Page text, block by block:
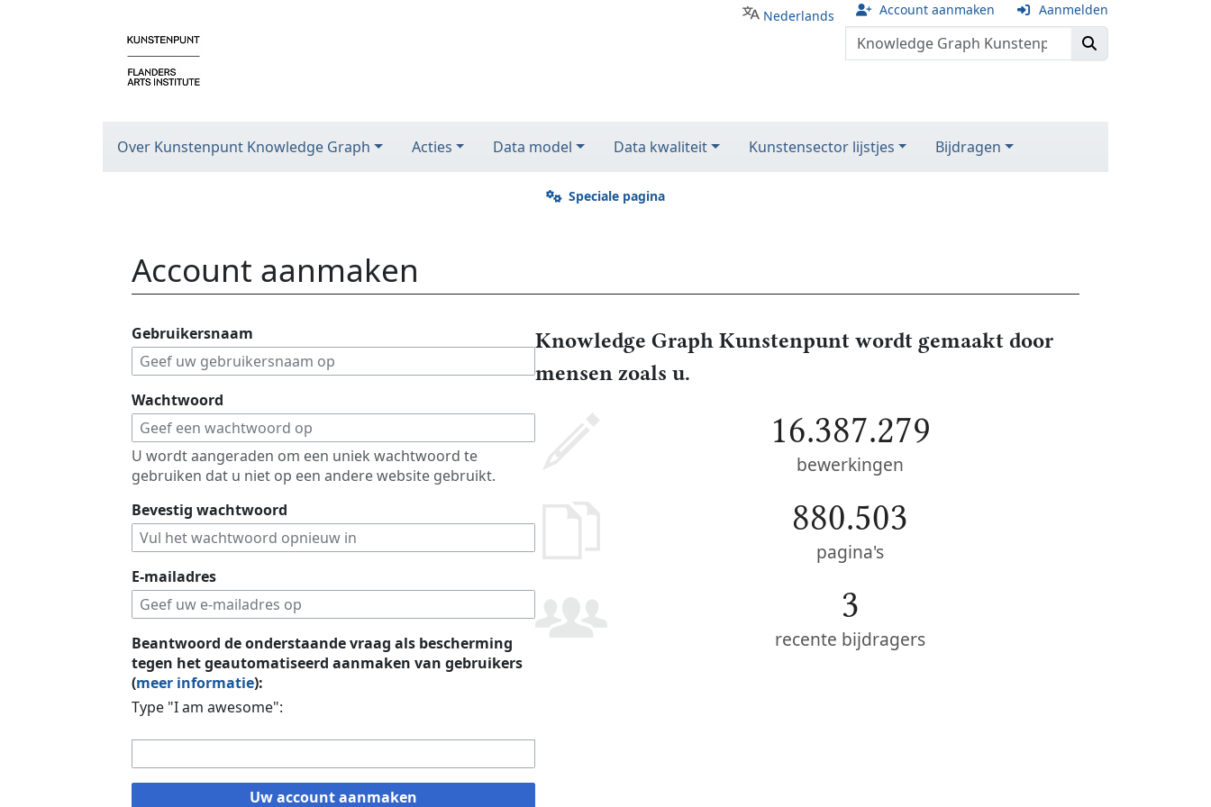
Nederlands Account aanmaken Aanmelden
Over Kunstenpunt Knowledge Graph Acties Data model Data kwaliteit Kunstensector lijstjes Bijdragen
Speciale pagina
Account aanmaken
Gebruikersnaam
Wachtwoord
U wordt aangeraden om een uniek wachtwoord te
gebruiken dat u niet op een andere website gebruikt.
Bevestig wachtwoord
E-mailadres
Beantwoord de onderstaande vraag als bescherming
tegen het geautomatiseerd aanmaken van gebruikers
(meer informatie):
Type "I am awesome":
Uw account aanmaken
Knowledge Graph Kunstenpunt wordt gemaakt door
mensen zoals u.
16.387.279
bewerkingen
880.503
pagina's
3
recente bijdragers